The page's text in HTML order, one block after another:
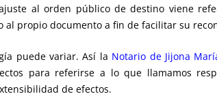
al orden público de destino viene
al propio documento a fin de facilitar su
puede variar. Así la Notario de Jijona
para referirse a lo que llamamos
de efectos.